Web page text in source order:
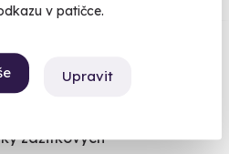
v patičce.
Upravit
zážitkových